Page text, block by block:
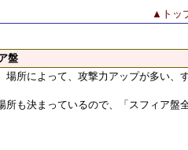
▲ トッ
盤
所によって、攻撃力アップが多い、
も決まっているので、「スフィア盤全